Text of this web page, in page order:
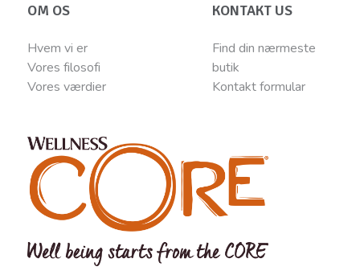
OM OS
Hvem vi er
Vores filosofi
Vores værdier
KONTAKT US
Find din nærmeste
butik
Kontaktformular